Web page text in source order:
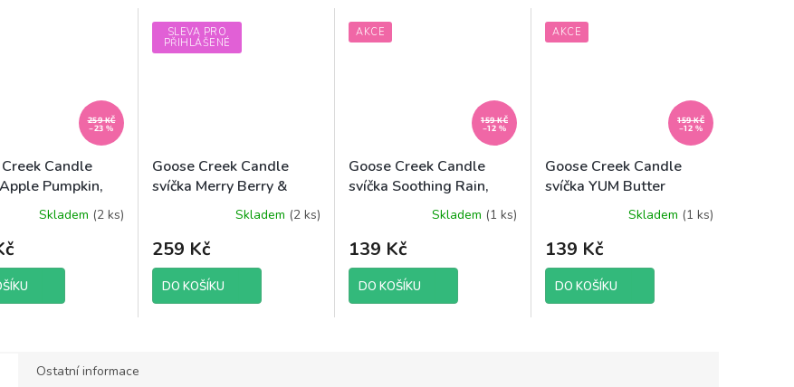
259 KČ
–23 %
Candle
Pumpkin,
Skladem (2 ks)
SLEVA PRO
PŘIHLÁŠENÉ
Goose Creek Candle
svíčka Merry Berry &
Bright, 198 gSkladem (2 ks)
259 Kč
DO KOŠÍKU
AKCE
159 KČ
–12 %
Goose Creek Candle
svíčka Soothing Rain,
Skladem (1 ks)
139 Kč
DO KOŠÍKU
AKCE
159 KČ
–12 %
Goose Creek Candle
svíčka YUM Butter
Brittle, 198 gSkladem (1 ks)
139 Kč
DO KOŠÍKU
Ostatní informace